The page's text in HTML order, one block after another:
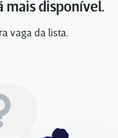
mais disponível.
vaga da lista.